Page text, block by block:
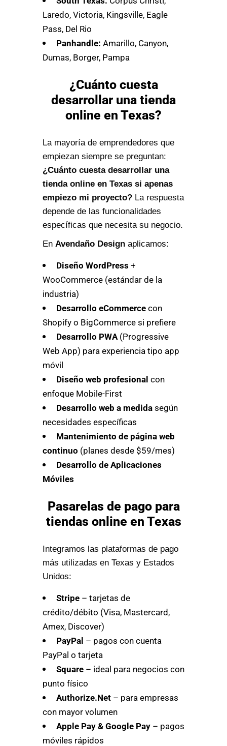
Laredo, Victoria, Kingsville, Eagle
Pass, Del Rio
Panhandle: Amarillo, Canyon,
Dumas, Borger, Pampa
¿Cuánto cuesta
desarrollar una tienda
online en Texas?
La mayoría de emprendedores que
empiezan siempre se preguntan:
¿Cuánto cuesta desarrollar una
tienda online en Texas si apenas
empiezo mi proyecto? La respuesta
depende de las funcionalidades
específicas que necesita su negocio.
En Avendaño Design aplicamos:
Diseño WordPress +
WooCommerce (estándar de la
industria)
Desarrollo eCommerce con
Shopify o BigCommerce si prefiere
Desarrollo PWA (Progressive
Web App) para experiencia tipo app
móvil
Diseño web profesional con
enfoque Mobile-First
Desarrollo web a medida según
necesidades específicas
Mantenimiento de página web
continuo (planes desde $59/mes)
Desarrollo de Aplicaciones
Móviles
Pasarelas de pago para
tiendas online en Texas
Integramos las plataformas de pago
más utilizadas en Texas y Estados
Unidos:
Stripe – tarjetas de
crédito/débito (Visa, Mastercard,
Amex, Discover)
PayPal – pagos con cuenta
PayPal o tarjeta
Square – ideal para negocios con
punto físico
Authorize.Net – para empresas
con mayor volumen
Apple Pay & Google Pay – pagos
móviles rápidos